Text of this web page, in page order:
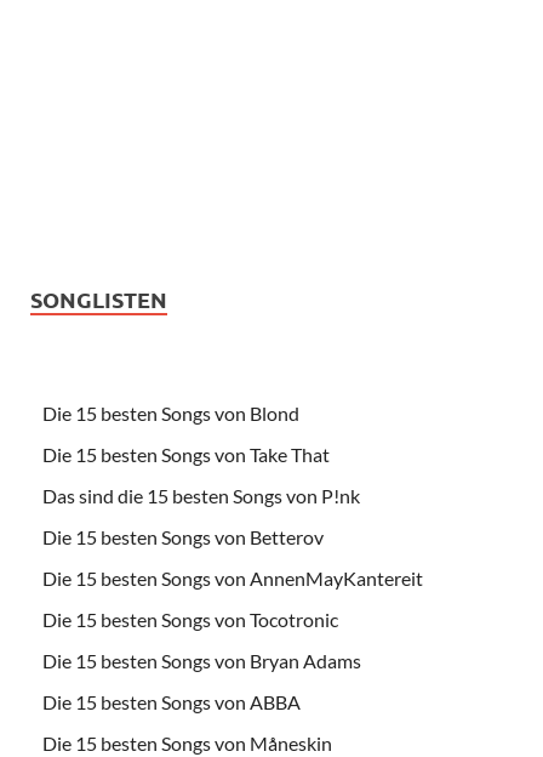
SONGLISTEN
Die 15 besten Songs von Blond
Die 15 besten Songs von Take That
Das sind die 15 besten Songs von P!nk
Die 15 besten Songs von Betterov
Die 15 besten Songs von AnnenMayKantereit
Die 15 besten Songs von Tocotronic
Die 15 besten Songs von Bryan Adams
Die 15 besten Songs von ABBA
Die 15 besten Songs von Måneskin